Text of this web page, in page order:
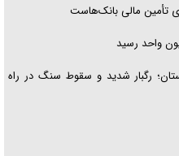
تأمین مالی بانک‌هاست
نارنجی هواشناسی برای ۴ استان؛ رگبار شدید و سقوط سنگ در راه